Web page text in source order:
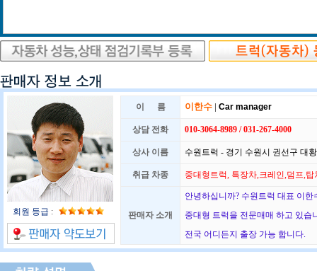
회원 등급 :
이 름 이한수 | Car manager
상담 전화 010-3064-8989 / 031-267-4000
상사 이름 수원트럭 - 경기 수원시 권선구 대
취급 차종 중대형트럭, 특장차,크레인,덤프,탑
판매자 소개
안녕하십니까? 수원트럭 대표 이한
중대형 트럭을 전문매매 하고 있습
전국 어디든지 출장 가능 합니다.